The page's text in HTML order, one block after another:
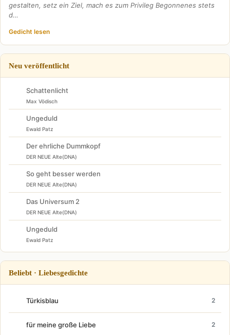
gestalten, setz ein Ziel, mach es zum Privileg Begonnenes stets
d…
Gedicht lesen
Neu veröffentlicht
Schattenlicht
Max Vödisch
Ungeduld
Ewald Patz
Der ehrliche Dummkopf
DER NEUE Alte(DNA)
So geht besser werden
DER NEUE Alte(DNA)
Das Universum 2
DER NEUE Alte(DNA)
Ungeduld
Ewald Patz
Beliebt · Liebesgedichte
Türkisblau 2
für meine große Liebe 2